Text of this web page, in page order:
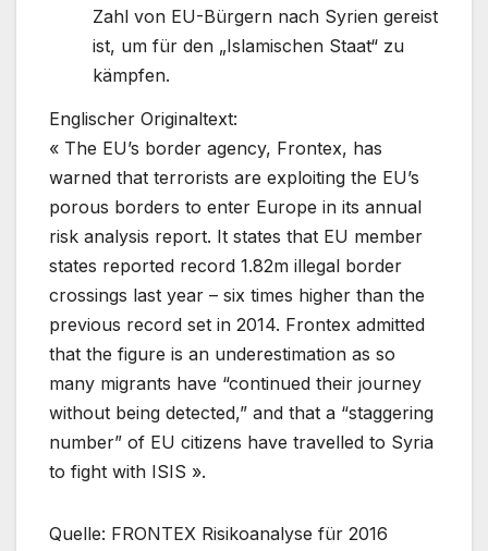
Zahl von EU-Bürgern nach Syrien gereist
ist, um für den „Islamischen Staat“ zu
kämpfen.
Englischer Originaltext:
« The EU’s border agency, Frontex, has
warned that terrorists are exploiting the EU’s
porous borders to enter Europe in its annual
risk analysis report. It states that EU member
states reported record 1.82m illegal border
crossings last year – six times higher than the
previous record set in 2014. Frontex admitted
that the figure is an underestimation as so
many migrants have “continued their journey
without being detected,” and that a “staggering
number” of EU citizens have travelled to Syria
to fight with ISIS ».
Quelle: FRONTEX Risikoanalyse für 2016